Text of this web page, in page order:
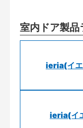
室内ドア製品
ieria(イエ
ieria(イ